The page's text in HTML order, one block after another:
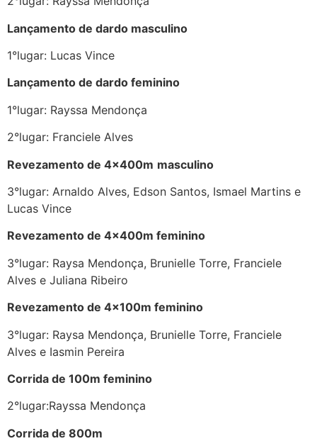
Lançamento de dardo masculino
1°lugar: Lucas Vince
Lançamento de dardo feminino
1°lugar: Rayssa Mendonça
2°lugar: Franciele Alves
Revezamento de 4x400m masculino
3°lugar: Arnaldo Alves, Edson Santos, Ismael Martins e
Lucas Vince
Revezamento de 4x400m feminino
3°lugar: Raysa Mendonça, Brunielle Torre, Franciele
Alves e Juliana Ribeiro
Revezamento de 4x100m feminino
3°lugar: Raysa Mendonça, Brunielle Torre, Franciele
Alves e Iasmin Pereira
Corrida de 100m feminino
2°lugar:Rayssa Mendonça
Corrida de 800m